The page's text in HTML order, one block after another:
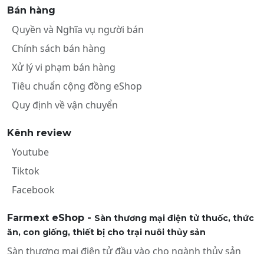
Bán hàng
Quyền và Nghĩa vụ người bán
Chính sách bán hàng
Xử lý vi phạm bán hàng
Tiêu chuẩn cộng đồng eShop
Quy định về vận chuyển
Kênh review
Youtube
Tiktok
Facebook
Farmext eShop - Sàn thương mại điện tử thuốc, thức
ăn, con giống, thiết bị cho trại nuôi thủy sản
Sàn thương mại điện tử đầu vào cho ngành thủy sản